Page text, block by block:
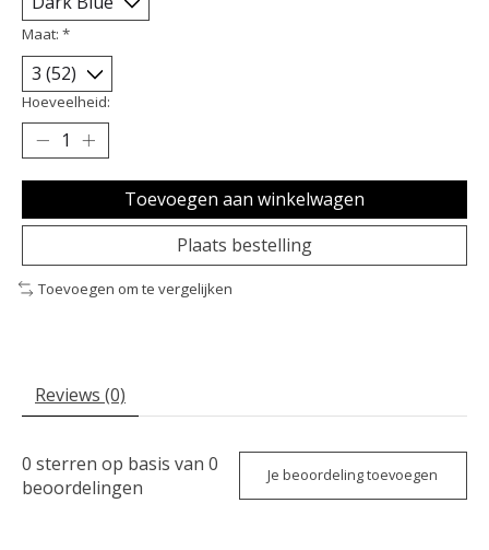
Maat: *
Hoeveelheid:
Toevoegen aan winkelwagen
Plaats bestelling
Toevoegen om te vergelijken
Reviews (0)
0 sterren op basis van 0
beoordelingen
Je beoordeling toevoegen